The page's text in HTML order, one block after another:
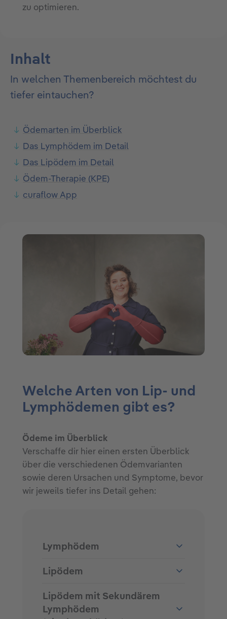
zu optimieren.
Inhalt
In welchen Themenbereich möchtest du
tiefer eintauchen?
Ödemarten im Überblick
Das Lymphödem im Detail
Das Lipödem im Detail
Ödem-Therapie (KPE)
curaflow App
Welche Arten von Lip- und
Lymphödemen gibt es?
Ödeme im Überblick
Verschaffe dir hier einen ersten Überblick
über die verschiedenen Ödemvarianten
sowie deren Ursachen und Symptome, bevor
wir jeweils tiefer ins Detail gehen:
Lymphödem
Lipödem
Lipödem mit Sekundärem
Lymphödem